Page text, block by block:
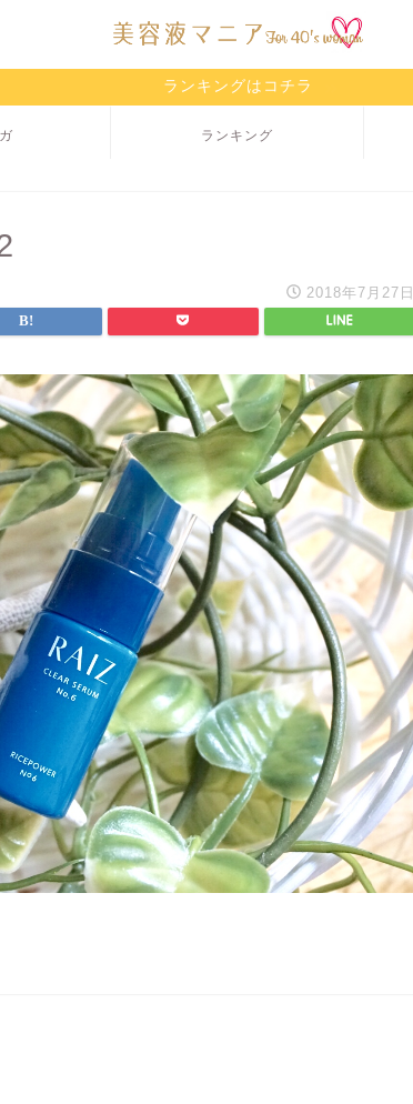
ランキングはコチラ
ランキング
2018年7月27日